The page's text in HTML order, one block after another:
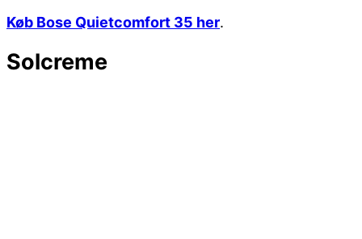
Køb Bose Quietcomfort 35 her.
Solcreme